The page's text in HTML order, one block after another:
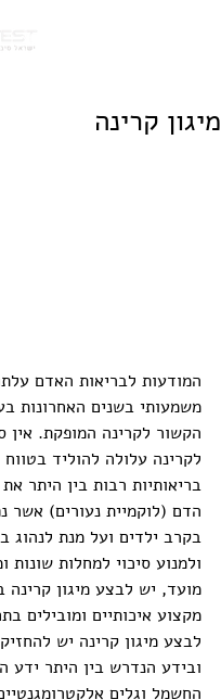
מיגון קרינה
המודעות לבריאות האדם
משמעותי בשנים האחרונות
הקשור לקרינה המופקת. אין
לקרינה עלולה להוליד
בריאותיות רבות בין היתר
הדם (לוקמיית נעורים) אשר
בקרב ילדים ועל מנת לנהוג
ולמנוע סיכוי למחלות שונות
מועד, יש לבצע מיגון קרינה
מקצוע איכותיים ומובילים
לבצע מיגון קרינה יש
ובידע הנדרש בין היתר ידע
החשמל וגלים